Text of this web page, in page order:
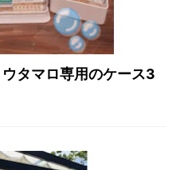
タマロ専用のケース3